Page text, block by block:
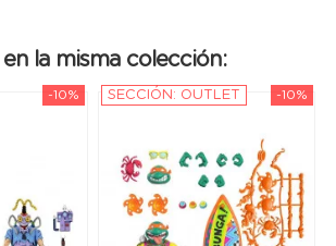
la misma colección:
-10% -10%
SECCIÓN: OUTLET